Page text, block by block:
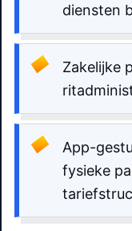
diensten
Zakelijke
App-
fysieke